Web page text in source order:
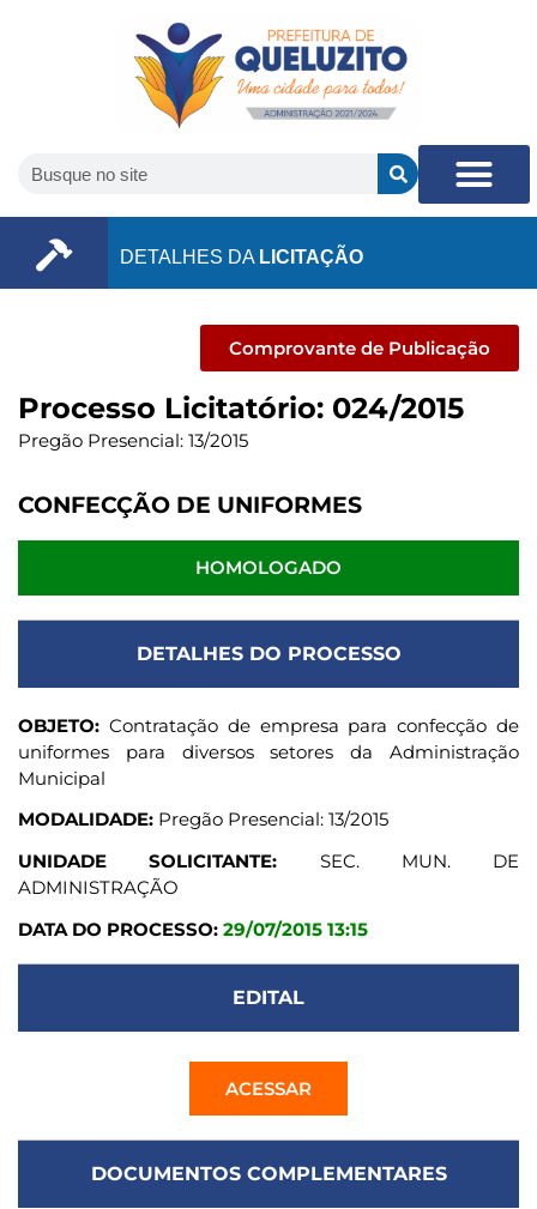
DETALHES DA LICITAÇÃO
Comprovante de Publicação
Processo Licitatório: 024/2015
Pregão Presencial: 13/2015
CONFECÇÃO DE UNIFORMES
HOMOLOGADO
DETALHES DO PROCESSO
OBJETO: Contratação de empresa para confecção de
uniformes para diversos setores da Administração
Municipal
MODALIDADE: Pregão Presencial: 13/2015
UNIDADE SOLICITANTE: SEC. MUN. DE
ADMINISTRAÇÃO
DATA DO PROCESSO: 29/07/2015 13:15
EDITAL
ACESSAR
DOCUMENTOS COMPLEMENTARES